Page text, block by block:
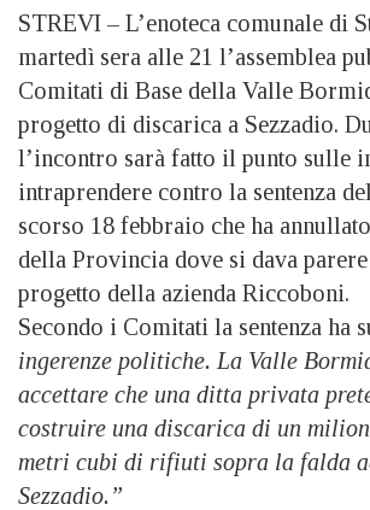
STREVI – L’enoteca comunale di
martedì sera alle 21 l’assemblea
Comitati di Base della Valle
progetto di discarica a Sezzadio.
l’incontro sarà fatto il punto sulle
intraprendere contro la sentenza
scorso 18 febbraio che ha
della Provincia dove si dava
progetto della azienda Riccoboni.
Secondo i Comitati la sentenza ha
ingerenze politiche. La Valle
accettare che una ditta privata
costruire una discarica di un
metri cubi di rifiuti sopra la falda
Sezzadio.”